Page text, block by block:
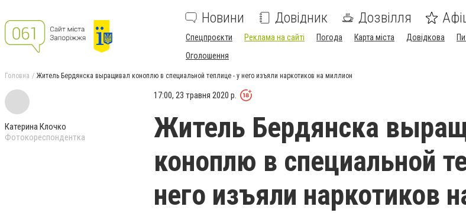
Новини Довідник Дозвілля
Спецпроєкти Реклама на сайті Погода Карта міста Довідкова
Оголошення
Головна Житель Бердянска выращивал коноплю в специальной теплице - у него изъяли наркотиков на миллион
Катерина Клочко
Фотокореспондентка
17:00, 23 травня 2020 р.
Житель Бердянска
коноплю в специальной
него изъяли наркотиков